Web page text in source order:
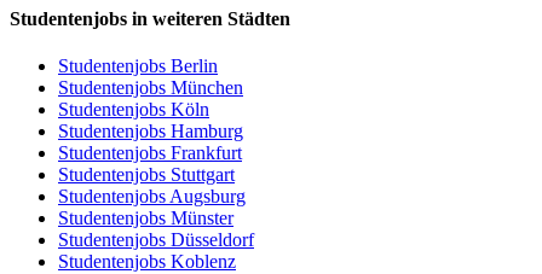
Studentenjobs in weiteren Städten
Studentenjobs Berlin
Studentenjobs München
Studentenjobs Köln
Studentenjobs Hamburg
Studentenjobs Frankfurt
Studentenjobs Stuttgart
Studentenjobs Augsburg
Studentenjobs Münster
Studentenjobs Düsseldorf
Studentenjobs Koblenz